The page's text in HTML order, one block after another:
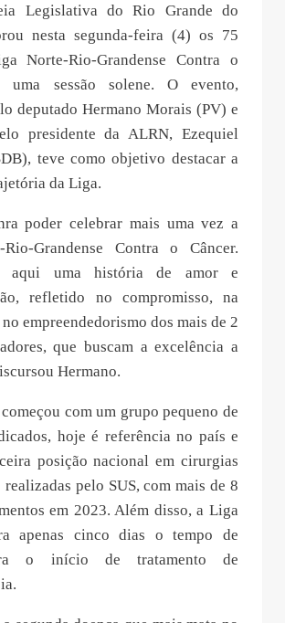
Legislativa do Rio Grande do
nesta segunda-feira (4) os 75
Norte-Rio-Grandense Contra o
uma sessão solene. O evento,
deputado Hermano Morais (PV) e
presidente da ALRN, Ezequiel
teve como objetivo destacar a
da Liga.
poder celebrar mais uma vez a
Grandense Contra o Câncer.
aqui uma história de amor e
refletido no compromisso, na
empreendedorismo dos mais de 2
que buscam a excelência a
Hermano.
com um grupo pequeno de
hoje é referência no país e
posição nacional em cirurgias
pelo SUS, com mais de 8
em 2023. Além disso, a Liga
apenas cinco dias o tempo de
o início de tratamento de